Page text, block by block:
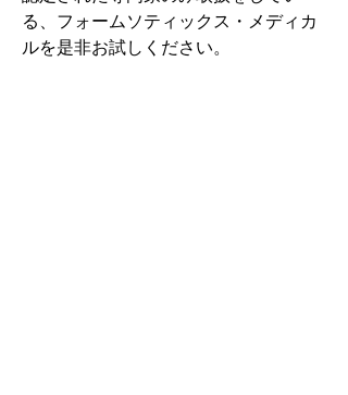
る、フォームソティックス・メディカ
ルを是非お試しください。